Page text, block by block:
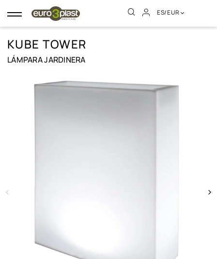
Navegación
de
ES/EUR
KUBE TOWER
LÁMPARA JARDINERA